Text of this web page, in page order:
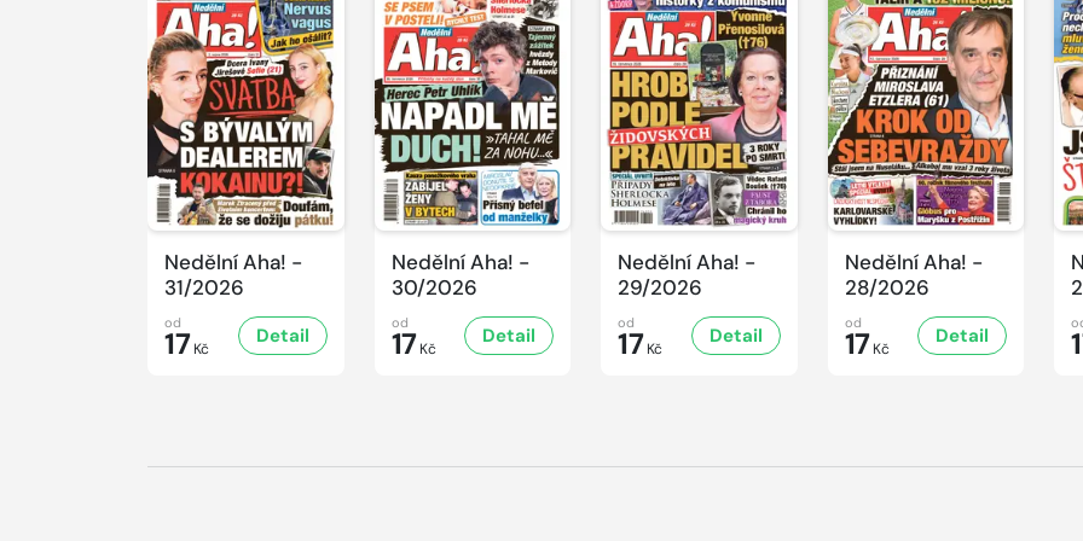
Nedělní Aha! -
31/2026
od
17 Kč
Detail
Nedělní Aha! -
30/2026
od
17 Kč
Detail
Nedělní Aha! -
29/2026
od
17 Kč
Detail
Nedělní Aha! -
28/2026
od
17 Kč
Detail